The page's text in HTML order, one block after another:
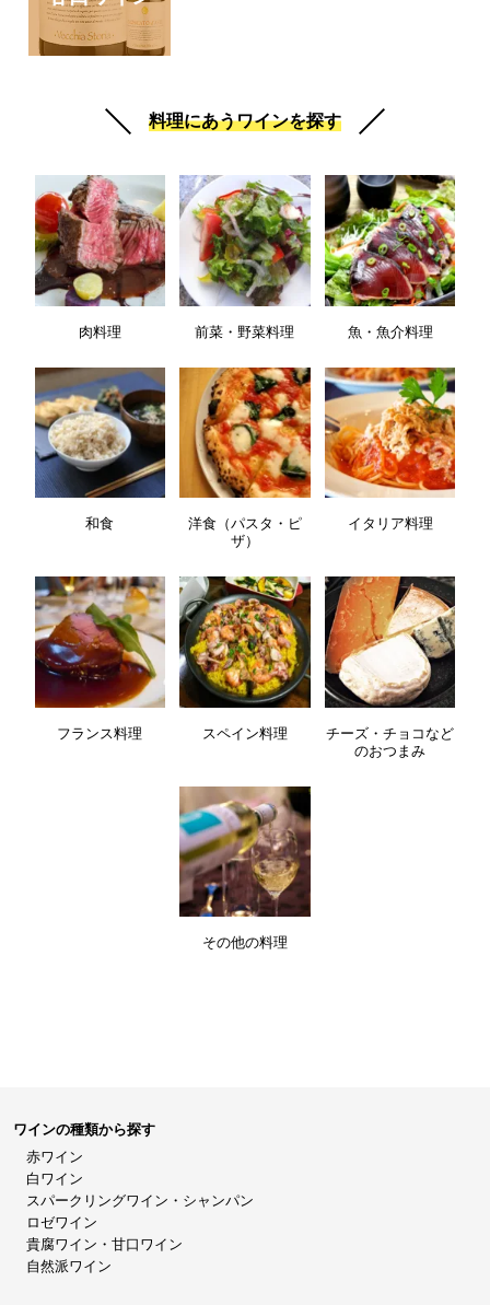
料理にあうワインを探す
肉料理 前菜・野菜料理 魚・魚介料理
和食
洋食（パスタ・ピ
ザ）
イタリア料理
フランス料理 スペイン料理
チーズ・チョコなど
のおつまみ
その他の料理
ワインの種類から探す
赤ワイン
白ワイン
スパークリングワイン・シャンパン
ロゼワイン
貴腐ワイン・甘口ワイン
自然派ワイン